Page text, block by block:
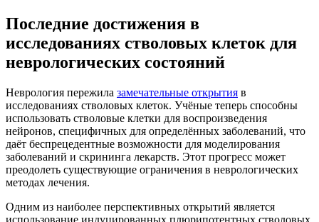
Последние достижения в
исследованиях стволовых клеток для
неврологических состояний
Неврология пережила замечательные открытия в
исследованиях стволовых клеток. Учёные теперь способны
использовать стволовые клетки для воспроизведения
нейронов, специфичных для определённых заболеваний, что
даёт беспрецедентные возможности для моделирования
заболеваний и скрининга лекарств. Этот прогресс может
преодолеть существующие ограничения в неврологических
методах лечения.
Одним из наиболее перспективных открытий является
использование индуцированных плюрипотентных стволовых